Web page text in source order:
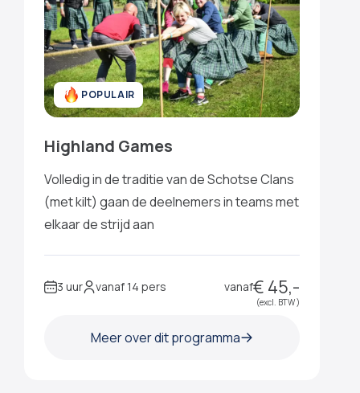
POPULAIR
Highland Games
Volledig in de traditie van de Schotse Clans
(met kilt) gaan de deelnemers in teams met
elkaar de strijd aan
3 uur vanaf 14 pers vanaf€ 45,-
(excl. BTW )
Meer over dit programma